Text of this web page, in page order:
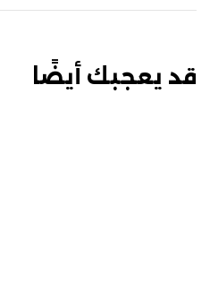
قد يعجبك أيضًا